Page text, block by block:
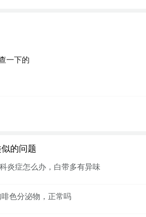
一下的
的问题
炎症怎么办，白带多有异味
色分泌物，正常吗